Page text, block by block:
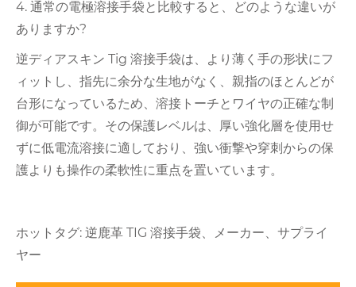
4. 通常の電極溶接手袋と比較すると、どのような違いが
ありますか?
逆ディアスキン Tig 溶接手袋は、より薄く手の形状にフ
ィットし、指先に余分な生地がなく、親指のほとんどが
台形になっているため、溶接トーチとワイヤの正確な制
御が可能です。その保護レベルは、厚い強化層を使用せ
ずに低電流溶接に適しており、強い衝撃や穿刺からの保
護よりも操作の柔軟性に重点を置いています。
ホットタグ: 逆鹿革 TIG 溶接手袋、メーカー、サプライ
ヤー